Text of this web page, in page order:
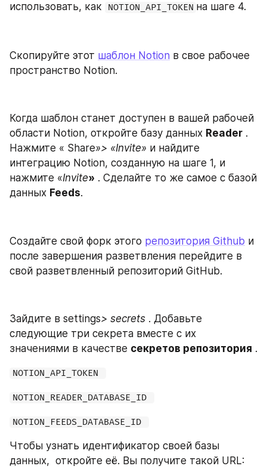
использовать, как
NOTION_API_TOKEN на шаге 4.
Скопируйте этот шаблон Notion в свое рабочее
пространство Notion.
Когда шаблон станет доступен в вашей рабочей
области Notion, откройте базу данных Reader .
Нажмите « Share»> «Invite» и найдите
интеграцию Notion, созданную на шаге 1, и
нажмите «Invite» . Сделайте то же самое с базой
данных Feeds.
Создайте свой форк этого репозитория Github и
после завершения разветвления перейдите в
свой разветвленный репозиторий GitHub.
Зайдите в settings> secrets . Добавьте
следующие три секрета вместе с их
значениями в качестве секретов репозитория .
NOTION_API_TOKEN
NOTION_READER_DATABASE_ID
NOTION_FEEDS_DATABASE_ID
Чтобы узнать идентификатор своей базы